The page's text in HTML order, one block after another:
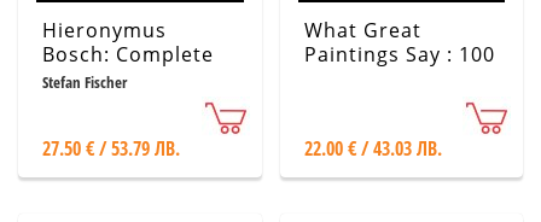
Hieronymus
Bosch: Complete
Works
Stefan Fischer
27.50 € / 53.79 ЛВ.
What Great
Paintings Say : 100
22.00 € / 43.03 ЛВ.